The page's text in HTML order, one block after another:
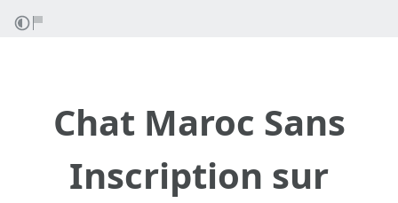
Chat Maroc Sans
Inscription sur